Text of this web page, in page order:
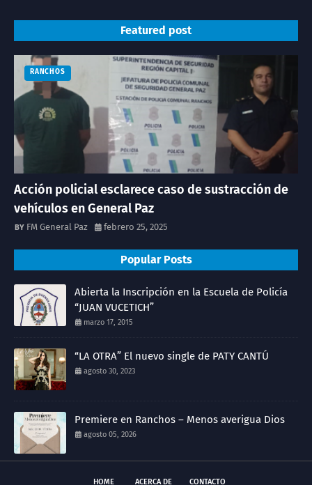
Featured post
RANCHOS
Acción policial esclarece caso de sustracción de
vehículos en General Paz
FM General Paz febrero 25, 2025
Popular Posts
Abierta la Inscripción en la Escuela de Policía
“JUAN VUCETICH”
marzo 17, 2015
“LA OTRA” El nuevo single de PATY CANTÚ
agosto 30, 2023
Premiere en Ranchos – Menos averigua Dios
agosto 05, 2026
HOME ACERCA DE CONTACTO